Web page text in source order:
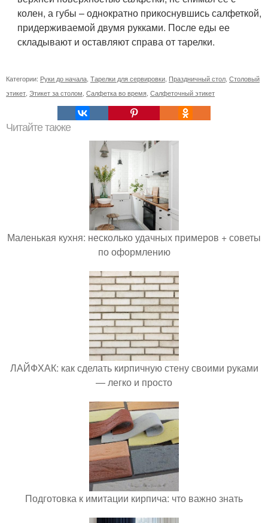
колен, а губы – однократно прикоснувшись салфеткой,
придерживаемой двумя рукками. После еды ее
складывают и оставляют справа от тарелки.
Категории: Руки до начала Тарелки для сервировки Праздничный стол Столовый
этикет Этикет за столом Салфетка во время Салфеточный этикет
Читайте также
Маленькая кухня: несколько удачных примеров + советы
по оформлению
ЛАЙФХАК: как сделать кирпичную стену своими руками
— легко и просто
Подготовка к имитации кирпича: что важно знать